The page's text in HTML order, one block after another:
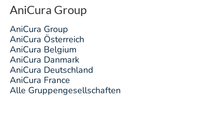
AniCura Group
AniCura Group
AniCura Österreich
AniCura Belgium
AniCura Danmark
AniCura Deutschland
AniCura France
Alle Gruppengesellschaften